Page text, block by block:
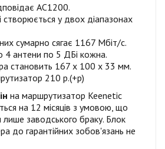
AC1200.
у двох діапазонах
сумарно сягає 1167 Мбіт/с.
антени по 5 ДБі кожна.
становить 167 х 100 х 33 мм.
210 р.(+р)
на маршрутизатор Keenetic
на 12 місяців з умовою, що
лише заводського браку. Блок
до гарантійних зобов'язань не